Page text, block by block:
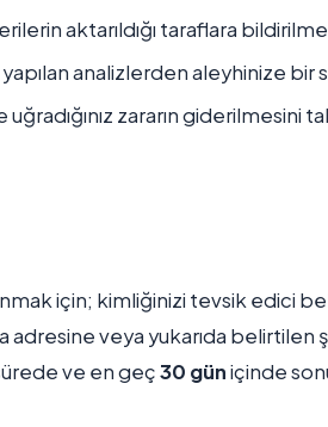
aktarıldığı taraflara
analizlerden aleyhinize bir
zararın giderilmesini
için; kimliğinizi tevsik edici
adresine veya yukarıda belirtilen
ve en geç30 güniçinde